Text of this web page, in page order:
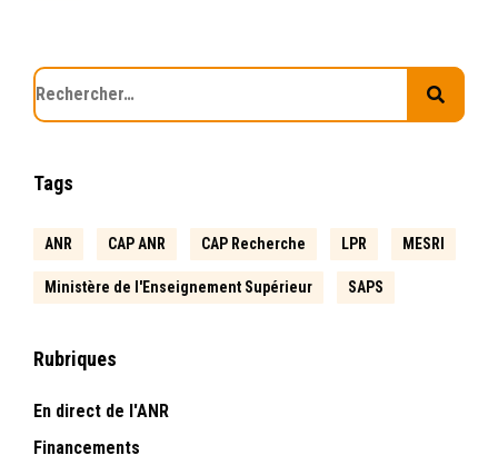
Tags
ANR CAP ANR CAP Recherche LPR MESRI
Ministère de l'Enseignement Supérieur SAPS
Rubriques
En direct de l'ANR
Financements